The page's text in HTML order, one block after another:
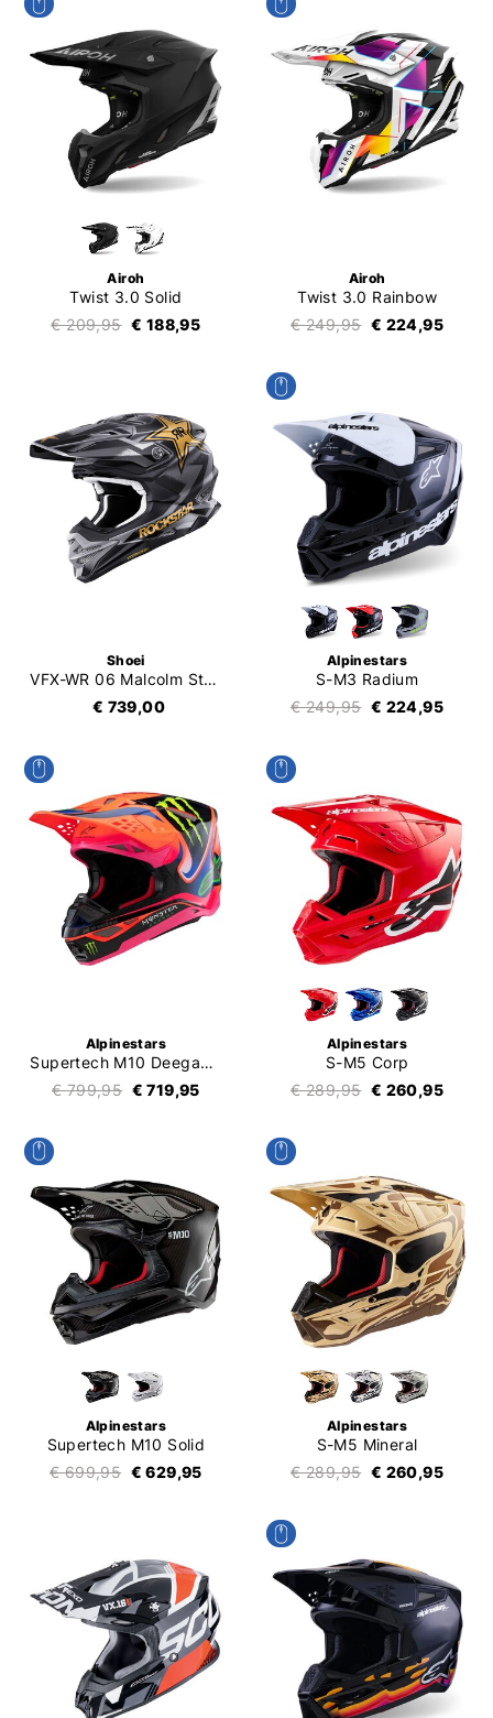
Airoh
Twist 3.0 Solid
€ 209,95 € 188,95
Airoh
Twist 3.0 Rainbow
€ 249,95 € 224,95
Shoei
VFX-WR 06 Malcolm Stewart
€ 739,00
Alpinestars
S-M3 Radium
€ 249,95 € 224,95
Alpinestars
Supertech M10 Deegan Monster
€ 799,95 € 719,95
Alpinestars
S-M5 Corp
€ 289,95 € 260,95
Alpinestars
Supertech M10 Solid
€ 699,95 € 629,95
Alpinestars
S-M5 Mineral
€ 289,95 € 260,95